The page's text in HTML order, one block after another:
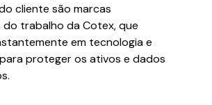
cliente são marcas
trabalho da Cotex, que
em tecnologia e
proteger os ativos e dados